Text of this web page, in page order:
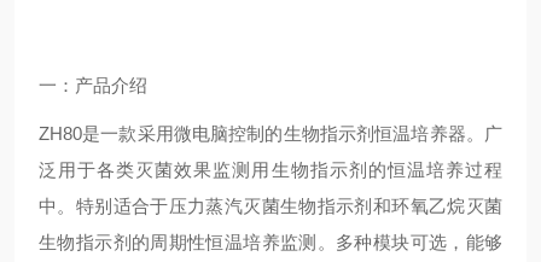
一： 产品介绍
ZH80是一款采用微电脑控制的生物指示剂恒温培养器。广
泛用于各类灭菌效果监测用生物指示剂的恒温培养过程
中。特别适合于压力蒸汽灭菌生物指示剂和环氧乙烷灭菌
生物指示剂的周期性恒温培养监测。多种模块可选，能够